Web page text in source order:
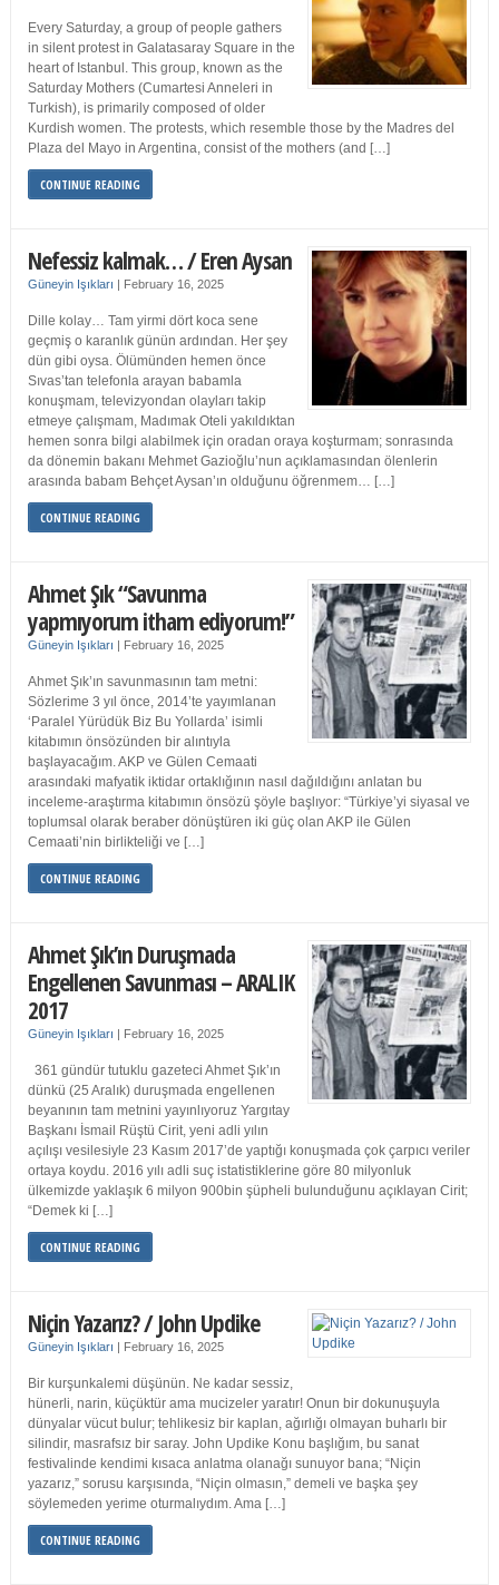
Every Saturday, a group of people gathers
in silent protest in Galatasaray Square in the
heart of Istanbul. This group, known as the
Saturday Mothers (Cumartesi Anneleri in
Turkish), is primarily composed of older
Kurdish women. The protests, which resemble those by the Madres del
Plaza del Mayo in Argentina, consist of the mothers (and […]
CONTINUE READING
Nefessiz kalmak… / Eren Aysan
Güneyin Işıkları | February 16, 2025
Dille kolay… Tam yirmi dört koca sene
geçmiş o karanlık günün ardından. Her şey
dün gibi oysa. Ölümünden hemen önce
Sıvas’tan telefonla arayan babamla
konuşmam, televizyondan olayları takip
etmeye çalışmam, Madımak Oteli yakıldıktan
hemen sonra bilgi alabilmek için oradan oraya koşturmam; sonrasında
da dönemin bakanı Mehmet Gazioğlu’nun açıklamasından ölenlerin
arasında babam Behçet Aysan’ın olduğunu öğrenmem… […]
CONTINUE READING
Ahmet Şık “Savunma
yapmıyorum itham ediyorum!”
Güneyin Işıkları | February 16, 2025
Ahmet Şık’ın savunmasının tam metni:
Sözlerime 3 yıl önce, 2014’te yayımlanan
‘Paralel Yürüdük Biz Bu Yollarda’ isimli
kitabımın önsözünden bir alıntıyla
başlayacağım. AKP ve Gülen Cemaati
arasındaki mafyatik iktidar ortaklığının nasıl dağıldığını anlatan bu
inceleme-araştırma kitabımın önsözü şöyle başlıyor: “Türkiye’yi siyasal ve
toplumsal olarak beraber dönüştüren iki güç olan AKP ile Gülen
Cemaati’nin birlikteliği ve […]
CONTINUE READING
Ahmet Şık’ın Duruşmada
Engellenen Savunması – ARALIK
2017
Güneyin Işıkları | February 16, 2025
361 gündür tutuklu gazeteci Ahmet Şık’ın
dünkü (25 Aralık) duruşmada engellenen
beyanının tam metnini yayınlıyoruz Yargıtay
Başkanı İsmail Rüştü Cirit, yeni adli yılın
açılışı vesilesiyle 23 Kasım 2017’de yaptığı konuşmada çok çarpıcı veriler
ortaya koydu. 2016 yılı adli suç istatistiklerine göre 80 milyonluk
ülkemizde yaklaşık 6 milyon 900bin şüpheli bulunduğunu açıklayan Cirit;
“Demek ki […]
CONTINUE READING
Niçin Yazarız? / John Updike
Güneyin Işıkları | February 16, 2025
Bir kurşunkalemi düşünün. Ne kadar sessiz,
hünerli, narin, küçüktür ama mucizeler yaratır! Onun bir dokunuşuyla
dünyalar vücut bulur; tehlikesiz bir kaplan, ağırlığı olmayan buharlı bir
silindir, masrafsız bir saray. John Updike Konu başlığım, bu sanat
festivalinde kendimi kısaca anlatma olanağı sunuyor bana; “Niçin
yazarız,” sorusu karşısında, “Niçin olmasın,” demeli ve başka şey
söylemeden yerime oturmalıydım. Ama […]
CONTINUE READING